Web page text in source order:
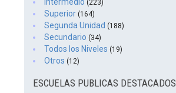
(223)
Superior (164)
Segunda Unidad (188)
Secundario (34)
Todos los Niveles (19)
Otros (12)
ESCUELAS PUBLICAS DESTACADOS